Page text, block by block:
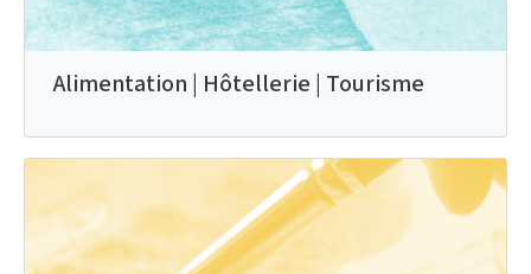
Alimentation | Hôtellerie | Tourisme